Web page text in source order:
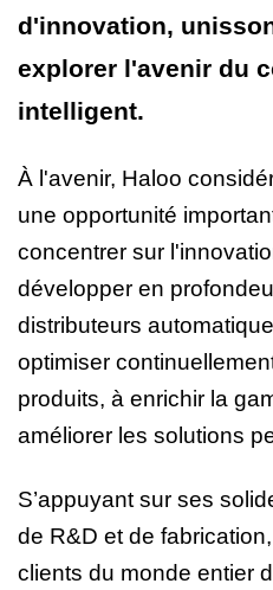
d'innovation,
explorer l'avenir du
intelligent.
À l'avenir, Haloo
une opportunité
concentrer sur
développer en
distributeurs
optimiser
produits, à enrichir la
améliorer les solutions
S’appuyant sur ses
de R&D et de
clients du monde entier